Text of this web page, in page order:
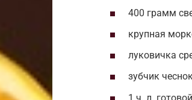
400 грамм
крупная
луковичка
зубчик
1 ч. л.